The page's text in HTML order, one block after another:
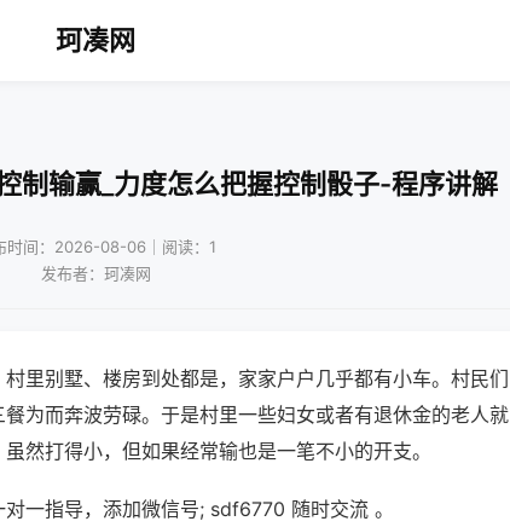
珂凑网
制输赢_力度怎么把握控制骰子-程序讲解
时间：2026-08-06｜阅读：1
发布者：珂凑网
里别墅、楼房到处都是，家家户户几乎都有小车。村民们
为而奔波劳碌。于是村里一些妇女或者有退休金的老人就
然打得小，但如果经常输也是一笔不小的开支。
一指导，添加微信号; sdf6770 随时交流 。